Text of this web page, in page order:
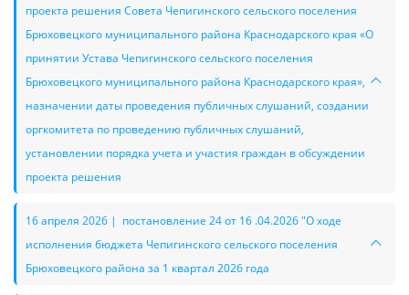
проекта решения Совета Чепигинского сельского поселения
Брюховецкого муниципального района Краснодарского края «О
принятии Устава Чепигинского сельского поселения
Брюховецкого муниципального района Краснодарского края»,
назначении даты проведения публичных слушаний, создании
оргкомитета по проведению публичных слушаний,
установлении порядка учета и участия граждан в обсуждении
проекта решения
16 апреля 2026 | постановление 24 от 16 .04.2026 "О ходе
исполнения бюджета Чепигинского сельского поселения
Брюховецкого района за 1 квартал 2026 года